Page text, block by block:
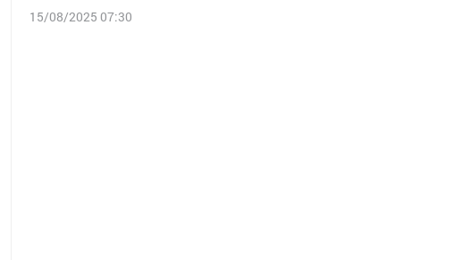
15/08/2025 07:30